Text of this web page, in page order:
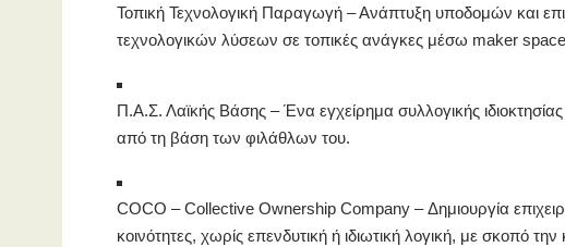
Τοπική Τεχνολογική Παραγωγή – Ανάπτυξη υποδομών και
τεχνολογικών λύσεων σε τοπικές ανάγκες μέσω maker
Π.Α.Σ. Λαϊκής Βάσης – Ένα εγχείρημα συλλογικής
από τη βάση των φιλάθλων του.
COCO – Collective Ownership Company – Δημιουργία
κοινότητες, χωρίς επενδυτική ή ιδιωτική λογική, με σκοπό